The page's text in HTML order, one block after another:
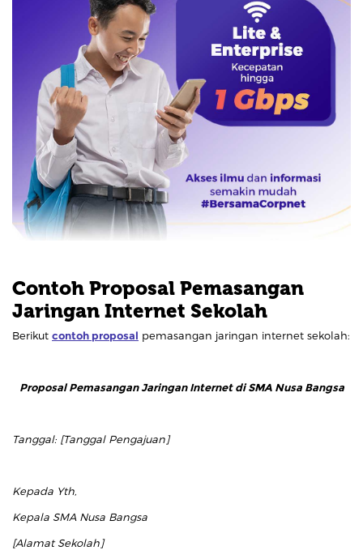
Contoh Proposal Pemasangan
Jaringan Internet Sekolah
Berikut contoh proposal pemasangan jaringan internet sekolah:
Proposal Pemasangan Jaringan Internet di SMA Nusa Bangsa
Tanggal: [Tanggal Pengajuan]
Kepada Yth,
Kepala SMA Nusa Bangsa
[Alamat Sekolah]